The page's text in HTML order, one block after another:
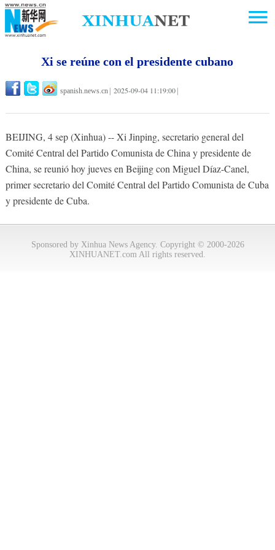
Xi se reúne con el presidente cubano
spanish.news.cn 2025-09-04 11:19:00
BEIJING, 4 sep (Xinhua) -- Xi Jinping, secretario general del
Comité Central del Partido Comunista de China y presidente de
China, se reunió hoy jueves en Beijing con Miguel Díaz-Canel,
primer secretario del Comité Central del Partido Comunista de Cuba
y presidente de Cuba.
Sponsored by Xinhua News Agency. Copyright © 2000-2026
XINHUANET.com All rights reserved.